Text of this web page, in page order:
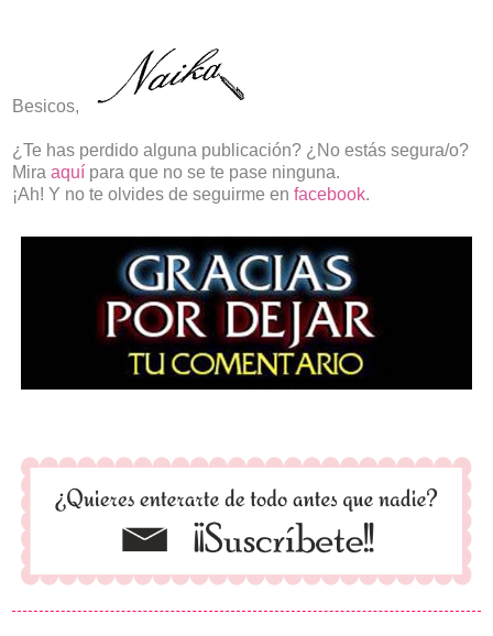
Besicos,
¿Te has perdido alguna publicación? ¿No estás segura/o?
Mira aquí para que no se te pase ninguna.
¡Ah! Y no te olvides de seguirme en facebook.